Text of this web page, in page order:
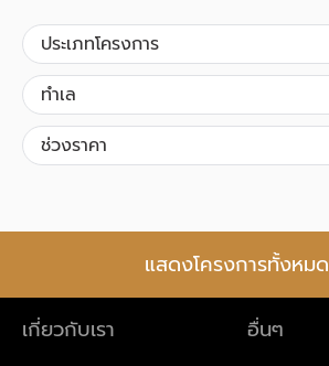
แสดงโครงการทั้งหมด
เกี่ยวกับเรา อื่นๆ